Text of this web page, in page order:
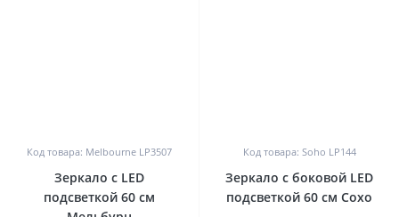
Код товара: Melbourne LP3507
Зеркало с LED
подсветкой 60 см
Код товара: Soho LP144
Зеркало с боковой LED
подсветкой 60 см Сохо